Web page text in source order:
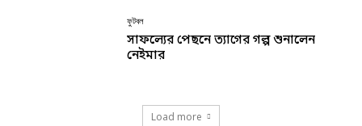
ফুটবল
সাফল্যের পেছনে ত্যাগের গল্প শুনালেন
নেইমার
Load more